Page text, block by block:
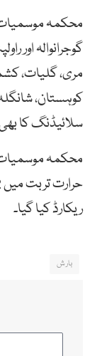
محکمہ موسمیات
گوجرانوالہ اور
مری، گلیات،
کوہستان،
سلائیڈنگ کا
محکمہ
ریکارڈ کیا گیا۔
بارش